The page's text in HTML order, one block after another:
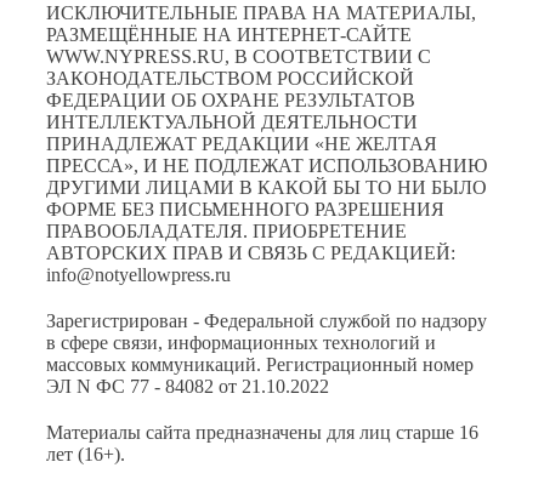
ИСКЛЮЧИТЕЛЬНЫЕ ПРАВА НА МАТЕРИАЛЫ,
РАЗМЕЩЁННЫЕ НА ИНТЕРНЕТ-САЙТЕ
WWW.NYPRESS.RU, В СООТВЕТСТВИИ С
ЗАКОНОДАТЕЛЬСТВОМ РОССИЙСКОЙ
ФЕДЕРАЦИИ ОБ ОХРАНЕ РЕЗУЛЬТАТОВ
ИНТЕЛЛЕКТУАЛЬНОЙ ДЕЯТЕЛЬНОСТИ
ПРИНАДЛЕЖАТ РЕДАКЦИИ «НЕ ЖЕЛТАЯ
ПРЕССА», И НЕ ПОДЛЕЖАТ ИСПОЛЬЗОВАНИЮ
ДРУГИМИ ЛИЦАМИ В КАКОЙ БЫ ТО НИ БЫЛО
ФОРМЕ БЕЗ ПИСЬМЕННОГО РАЗРЕШЕНИЯ
ПРАВООБЛАДАТЕЛЯ. ПРИОБРЕТЕНИЕ
АВТОРСКИХ ПРАВ И СВЯЗЬ С РЕДАКЦИЕЙ:
info@notyellowpress.ru
Зарегистрирован - Федеральной службой по надзору
в сфере связи, информационных технологий и
массовых коммуникаций. Регистрационный номер
ЭЛ N ФС 77 - 84082 от 21.10.2022
Материалы сайта предназначены для лиц старше 16
лет (16+).